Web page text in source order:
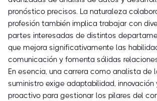
pronóstico precisos. La naturaleza
profesión también implica trabajar con
partes interesadas de distintos
que mejora significativamente las
comunicación y fomenta sólidas
En esencia, una carrera como analista de
suministro exige adaptabilidad, innovación
proactivo para gestionar los pilares del